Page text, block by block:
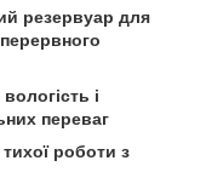
резервуар для
і
переваг
роботи з